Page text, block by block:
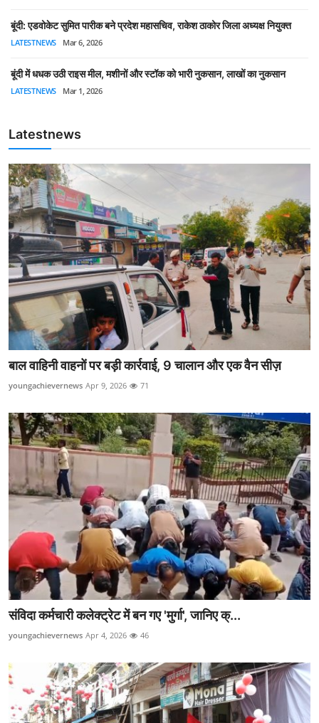
बूंदी: एडवोकेट सुमित पारीक बने प्रदेश महासचिव, राकेश ठाकोर जिला अध्यक्ष नियुक्त
LATESTNEWS Mar 6, 2026
बूंदी में धधक उठी राइस मील, मशीनों और स्टॉक को भारी नुकसान, लाखों का नुकसान
LATESTNEWS Mar 1, 2026
Latestnews
बाल वाहिनी वाहनों पर बड़ी कार्रवाई, 9 चालान और एक वैन सीज़
youngachievernews Apr 9, 2026 71
संविदा कर्मचारी कलेक्ट्रेट में बन गए 'मुर्गा', जानिए क्...
youngachievernews Apr 4, 2026 46